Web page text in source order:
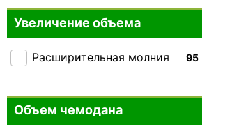
Victorinox Travel
+95
Rock
+4
Ground
Hedgren
Увеличение объема
95
Расширительная молния
Объем чемодана